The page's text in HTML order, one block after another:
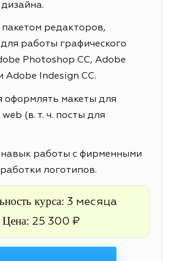
редакторов,
работы графического
Photoshop CC, Adobe
Adobe Indesign CC.
оформлять макеты для
(в. т. ч. посты для
навык работы с фирменными
логотипов.
курса: 3 месяца
Цена: 25 300 ₽